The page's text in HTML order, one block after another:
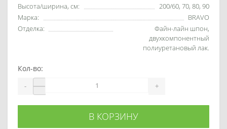
Высота/ширина, см:
200/60, 70, 80, 90
Марка:
BRAVO
Отделка:
Файн-лайн шпон,
двухкомпонентный
полиуретановый лак.
Кол-во:
- +
В КОРЗИНУ